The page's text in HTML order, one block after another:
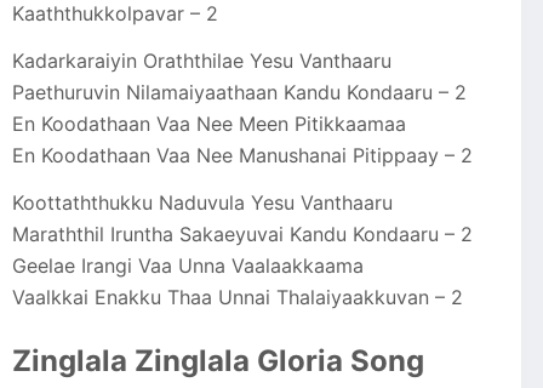
Kaaththukkolpavar – 2
Kadarkaraiyin Oraththilae Yesu Vanthaaru
Paethuruvin Nilamaiyaathaan Kandu Kondaaru – 2
En Koodathaan Vaa Nee Meen Pitikkaamaa
En Koodathaan Vaa Nee Manushanai Pitippaay – 2
Koottaththukku Naduvula Yesu Vanthaaru
Maraththil Iruntha Sakaeyuvai Kandu Kondaaru – 2
Geelae Irangi Vaa Unna Vaalaakkaama
Vaalkkai Enakku Thaa Unnai Thalaiyaakkuvan – 2
Zinglala Zinglala Gloria Song